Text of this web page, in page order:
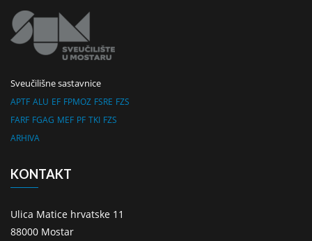
Sveučilišne sastavnice
APTF ALU EF FPMOZ FSRE FZS
FARF FGAG MEF PF TKI FZS
ARHIVA
KONTAKT
Ulica Matice hrvatske 11
88000 Mostar